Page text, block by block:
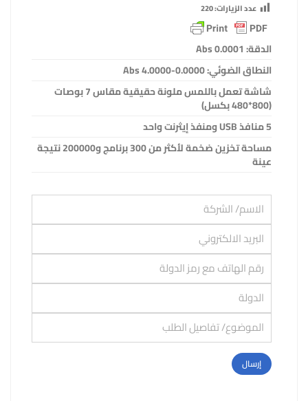
عدد الزيارات:220
الدقة: 0.0001
Abs
النطاق الضوئي: 0.0000-4.0000
Abs
شاشة تعمل باللمس ملونة حقيقية مقاس 7 بوصات
(800*480 بكسل)
5 منافذ
USBومنفذ إيثرنت واحد
مساحة تخزين ضخمة لأكثر من 300 برنامج و200000 نتيجة
عينة